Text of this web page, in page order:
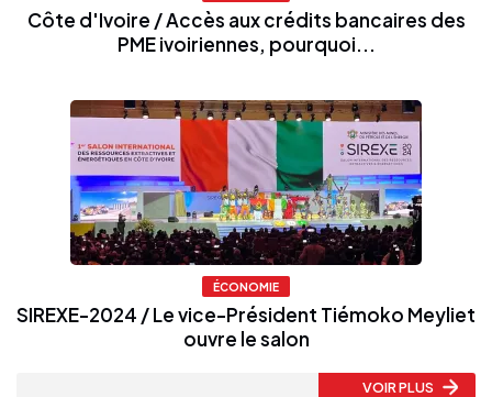
Côte d'Ivoire / Accès aux crédits bancaires des
PME ivoiriennes, pourquoi...
ÉCONOMIE
SIREXE-2024 / Le vice-Président Tiémoko Meyliet
ouvre le salon
VOIR PLUS